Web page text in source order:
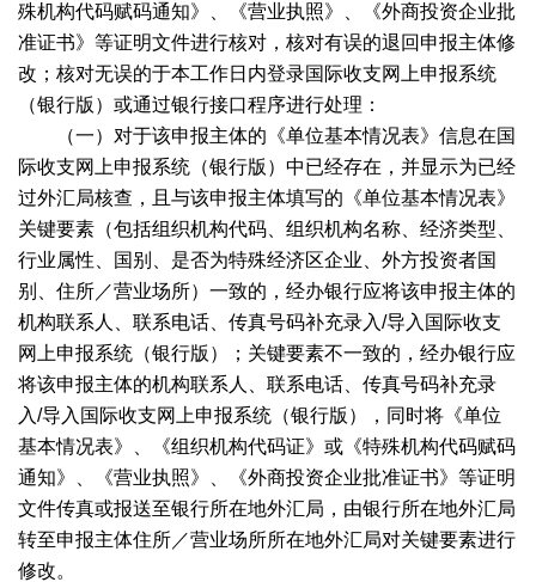
殊机构代码赋码通知》、《营业执照》、《外商投资企业批
准证书》等证明文件进行核对，核对有误的退回申报主体修
改；核对无误的于本工作日内登录国际收支网上申报系统
（银行版）或通过银行接口程序进行处理：
（一）对于该申报主体的《单位基本情况表》信息在国
际收支网上申报系统（银行版）中已经存在，并显示为已经
过外汇局核查，且与该申报主体填写的《单位基本情况表》
关键要素（包括组织机构代码、组织机构名称、经济类型、
行业属性、国别、是否为特殊经济区企业、外方投资者国
别、住所／营业场所）一致的，经办银行应将该申报主体的
机构联系人、联系电话、传真号码补充录入/导入国际收支
网上申报系统（银行版）；关键要素不一致的，经办银行应
将该申报主体的机构联系人、联系电话、传真号码补充录
入/导入国际收支网上申报系统（银行版），同时将《单位
基本情况表》、《组织机构代码证》或《特殊机构代码赋码
通知》、《营业执照》、《外商投资企业批准证书》等证明
文件传真或报送至银行所在地外汇局，由银行所在地外汇局
转至申报主体住所／营业场所所在地外汇局对关键要素进行
修改。